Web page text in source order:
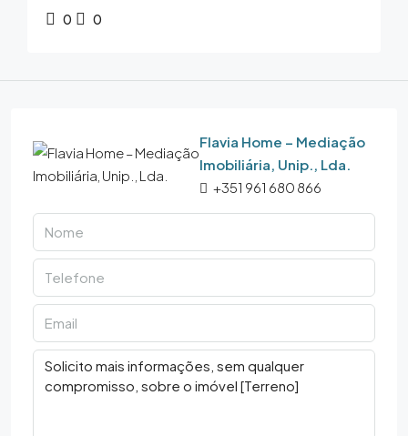
0 0
Flavia Home – Mediação
Imobiliária, Unip., Lda.
+351 961 680 866